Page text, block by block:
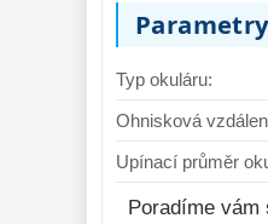
Typ okuláru:
Ohnisková
Upínací průměr
Poradíme vám